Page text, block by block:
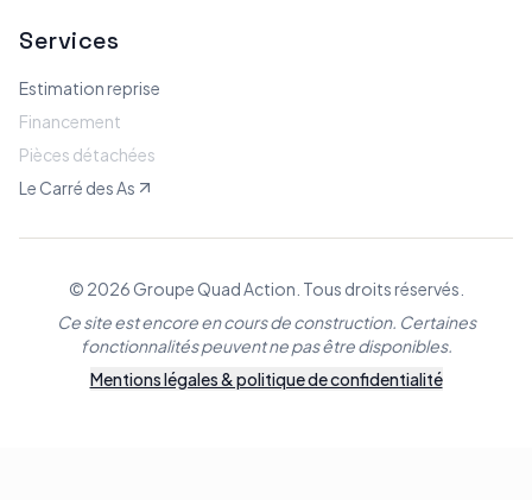
Services
Estimation reprise
Financement
Pièces détachées
Le Carré des As
© 2026 Groupe Quad Action. Tous droits réservés.
Ce site est encore en cours de construction. Certaines
fonctionnalités peuvent ne pas être disponibles.
Mentions légales & politique de confidentialité